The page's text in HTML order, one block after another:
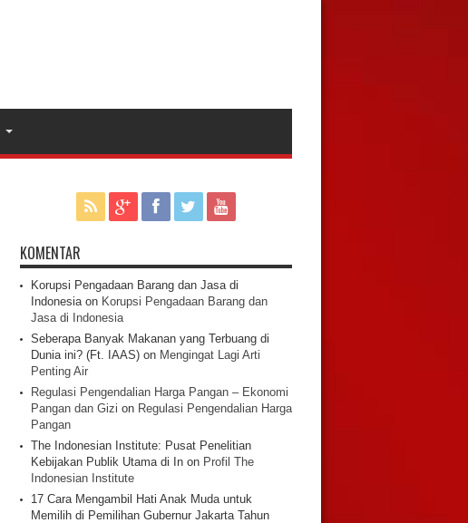
KOMENTAR
Korupsi Pengadaan Barang dan Jasa di
Indonesiaon Korupsi Pengadaan Barang dan
Jasa di Indonesia
Seberapa Banyak Makanan yang Terbuang di
Dunia ini? (Ft. IAAS)on Mengingat Lagi Arti
Penting Air
Regulasi Pengendalian Harga Pangan – Ekonomi
Pangan dan Gizi on Regulasi Pengendalian Harga
Pangan
The Indonesian Institute: Pusat Penelitian
Kebijakan Publik Utama di Inon Profil The
Indonesian Institute
17 Cara Mengambil Hati Anak Muda untuk
Memilih di Pemilihan Gubernur Jakarta Tahun